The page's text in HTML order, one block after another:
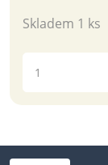
Skladem 1 ks